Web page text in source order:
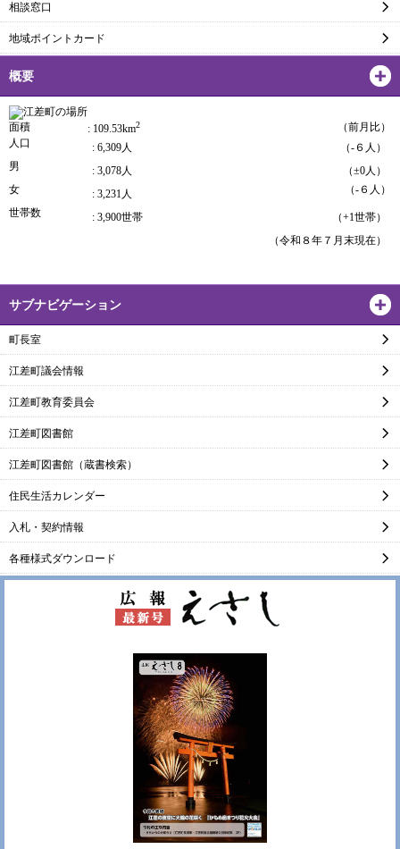
相談窓口
地域ポイントカード
概要
面積 : 109.53km2
（前月比）
人口
: 6,309人
（-６人）
男
: 3,078人
（±0人）
女
: 3,231人
（-６人）
世帯数
: 3,900世帯
（+1世帯）
（令和８年７月末現在）
サブナビゲーション
町長室
江差町議会情報
江差町教育委員会
江差町図書館
江差町図書館（蔵書検索）
住民生活カレンダー
入札・契約情報
各種様式ダウンロード